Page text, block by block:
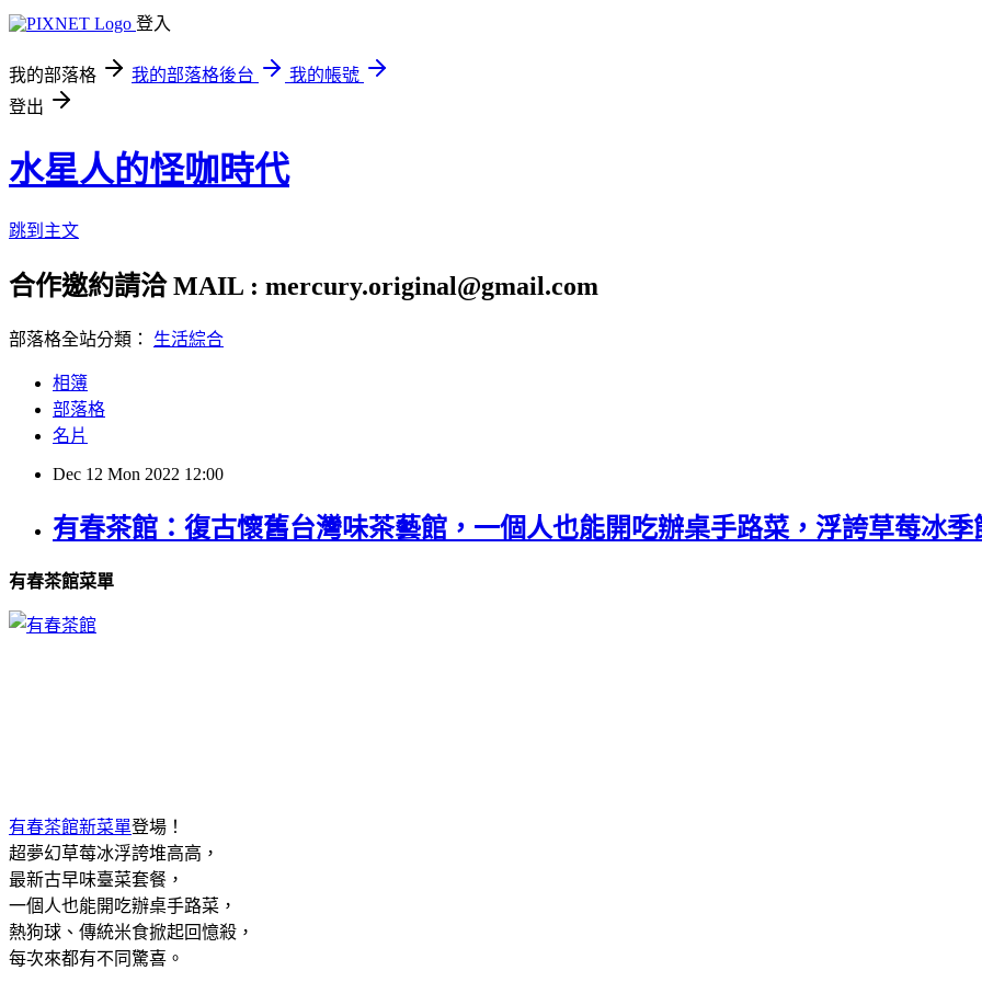
登入
我的部落格 我的部落格後台
我的帳號
登出
水星人的怪咖時代
跳到主文
合作邀約請洽 MAIL : mercury.original@gmail.com
部落格全站分類： 生活綜合
相簿
部落格
名片
Dec 12 Mon 2022 12:00
有春茶館：復古懷舊台灣味茶藝館，一個人也能開吃辦桌手路菜，浮誇草莓冰季
有春茶館菜單
有春茶館新菜單登場！
超夢幻草莓冰浮誇堆高高，
最新古早味臺菜套餐，
一個人也能開吃辦桌手路菜，
熱狗球、傳統米食掀起回憶殺，
每次來都有不同驚喜。